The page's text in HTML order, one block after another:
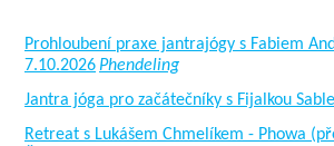
Prohloubení praxe jantrajógy s Fabiem
7.10.2026Phendeling
Jantra jóga pro začátečníky s Fijalkou Sable
Retreat s Lukášem Chmelíkem - Phowa